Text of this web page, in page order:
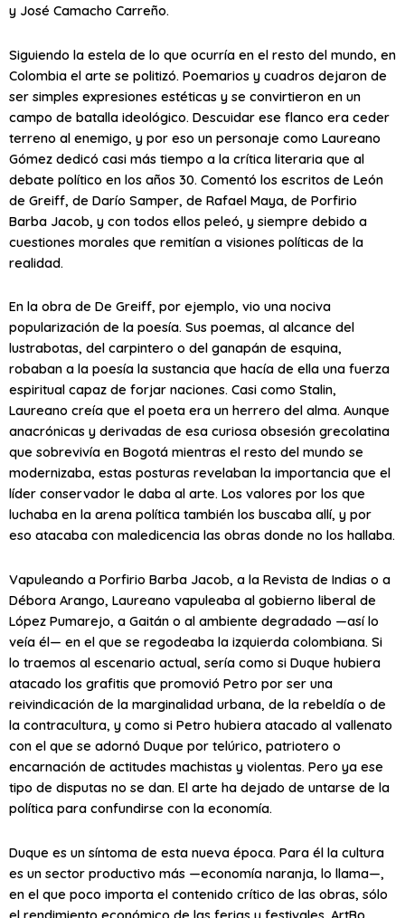
y José Camacho Carreño.
Siguiendo la estela de lo que ocurría en el resto del mundo, en
Colombia el arte se politizó. Poemarios y cuadros dejaron de
ser simples expresiones estéticas y se convirtieron en un
campo de batalla ideológico. Descuidar ese flanco era ceder
terreno al enemigo, y por eso un personaje como Laureano
Gómez dedicó casi más tiempo a la crítica literaria que al
debate político en los años 30. Comentó los escritos de León
de Greiff, de Darío Samper, de Rafael Maya, de Porfirio
Barba Jacob, y con todos ellos peleó, y siempre debido a
cuestiones morales que remitían a visiones políticas de la
realidad.
En la obra de De Greiff, por ejemplo, vio una nociva
popularización de la poesía. Sus poemas, al alcance del
lustrabotas, del carpintero o del ganapán de esquina,
robaban a la poesía la sustancia que hacía de ella una fuerza
espiritual capaz de forjar naciones. Casi como Stalin,
Laureano creía que el poeta era un herrero del alma. Aunque
anacrónicas y derivadas de esa curiosa obsesión grecolatina
que sobrevivía en Bogotá mientras el resto del mundo se
modernizaba, estas posturas revelaban la importancia que el
líder conservador le daba al arte. Los valores por los que
luchaba en la arena política también los buscaba allí, y por
eso atacaba con maledicencia las obras donde no los hallaba.
Vapuleando a Porfirio Barba Jacob, a la Revista de Indias o a
Débora Arango, Laureano vapuleaba al gobierno liberal de
López Pumarejo, a Gaitán o al ambiente degradado —así lo
veía él— en el que se regodeaba la izquierda colombiana. Si
lo traemos al escenario actual, sería como si Duque hubiera
atacado los grafitis que promovió Petro por ser una
reivindicación de la marginalidad urbana, de la rebeldía o de
la contracultura, y como si Petro hubiera atacado al vallenato
con el que se adornó Duque por telúrico, patriotero o
encarnación de actitudes machistas y violentas. Pero ya ese
tipo de disputas no se dan. El arte ha dejado de untarse de la
política para confundirse con la economía.
Duque es un síntoma de esta nueva época. Para él la cultura
es un sector productivo más —economía naranja, lo llama—,
en el que poco importa el contenido crítico de las obras, sólo
el rendimiento económico de las ferias y festivales. ArtBo,